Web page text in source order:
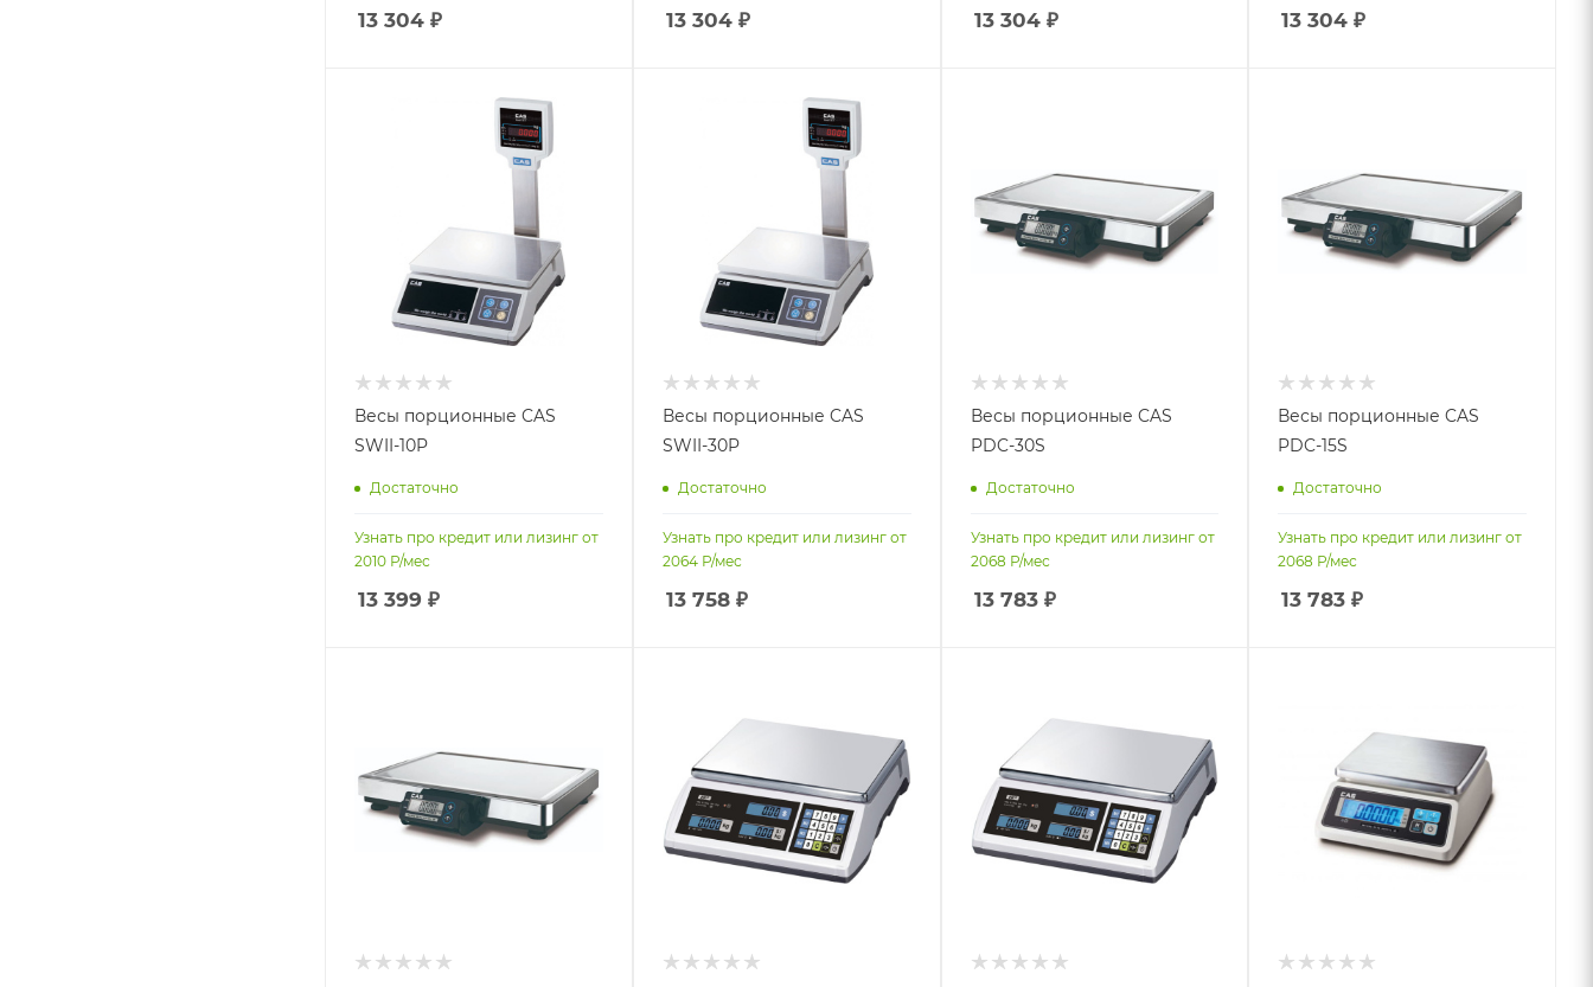
13 304 ₽ 13 304₽ 13 304₽ 13 304 ₽
Весы порционные CAS
SWII-10P
Достаточно
Узнать про кредит или лизинг от
2010 Р/мес
13 399 ₽
Весы порционные CAS
SWII-30P
Достаточно
Узнать про кредит или лизинг от
2064Р/мес
13 758₽
Весы порционные CAS
PDC-30S
Достаточно
Узнать про кредит или лизинг от
2068 Р/мес
13 783₽
Весы порционные CAS
PDC-15S
Достаточно
Узнать про кредит или лизинг от
2068 Р/мес
13 783 ₽